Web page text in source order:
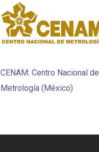
CENAM: Centro Nacional de
Metrología (México)